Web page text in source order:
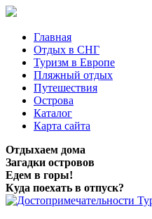
Главная
Отдых в СНГ
Туризм в Европе
Пляжный отдых
Путешествия
Острова
Каталог
Карта сайта
Отдыхаем дома
Загадки островов
Едем в горы!
Куда поехать в отпуск?